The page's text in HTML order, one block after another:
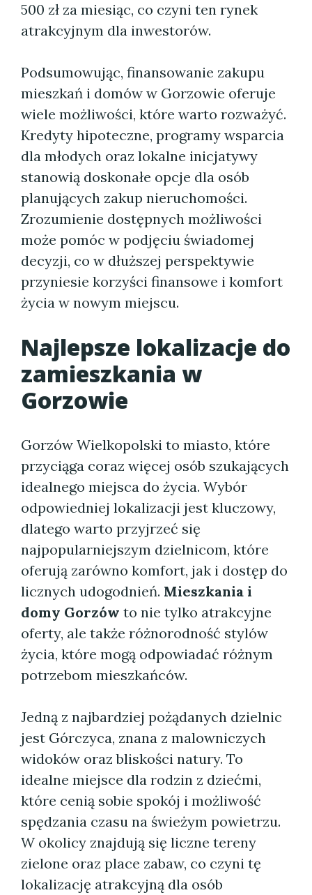
500 zł za miesiąc, co czyni ten rynek
atrakcyjnym dla inwestorów.
Podsumowując, finansowanie zakupu
mieszkań i domów w Gorzowie oferuje
wiele możliwości, które warto rozważyć.
Kredyty hipoteczne, programy wsparcia
dla młodych oraz lokalne inicjatywy
stanowią doskonałe opcje dla osób
planujących zakup nieruchomości.
Zrozumienie dostępnych możliwości
może pomóc w podjęciu świadomej
decyzji, co w dłuższej perspektywie
przyniesie korzyści finansowe i komfort
życia w nowym miejscu.
Najlepsze lokalizacje do
zamieszkania w
Gorzowie
Gorzów Wielkopolski to miasto, które
przyciąga coraz więcej osób szukających
idealnego miejsca do życia. Wybór
odpowiedniej lokalizacji jest kluczowy,
dlatego warto przyjrzeć się
najpopularniejszym dzielnicom, które
oferują zarówno komfort, jak i dostęp do
licznych udogodnień. Mieszkania i
domy Gorzów to nie tylko atrakcyjne
oferty, ale także różnorodność stylów
życia, które mogą odpowiadać różnym
potrzebom mieszkańców.
Jedną z najbardziej pożądanych dzielnic
jest Górczyca, znana z malowniczych
widoków oraz bliskości natury. To
idealne miejsce dla rodzin z dziećmi,
które cenią sobie spokój i możliwość
spędzania czasu na świeżym powietrzu.
W okolicy znajdują się liczne tereny
zielone oraz place zabaw, co czyni tę
lokalizację atrakcyjną dla osób